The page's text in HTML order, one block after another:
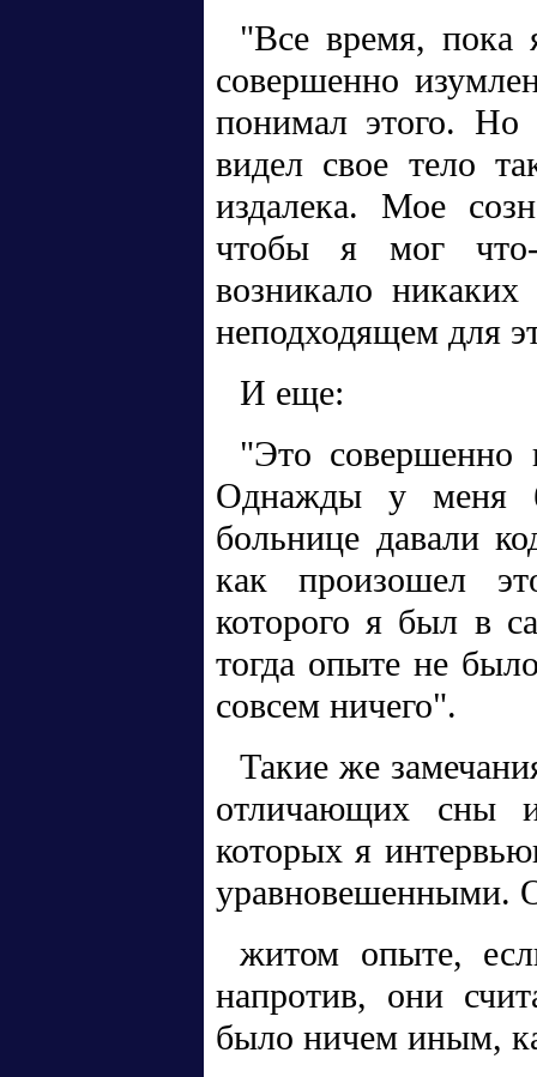
"Все время, пока
совершенно
понимал этого.
видел свое тело
издалека. Мое
чтобы я мог
возникало
неподходящем для
И еще:
"Это
Однажды у меня
больнице давали
как произошел
которого я был в
тогда опыте не
совсем ничего".
Такие же
отличающих сны
которых я
уравновешенными.
житом опыте,
напротив, они
было ничем иным,